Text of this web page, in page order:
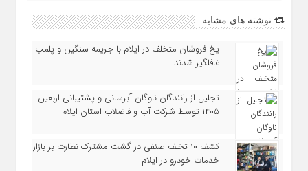
نوشته های مشابه
یخ‌ فروشان متخلف در ایلام با جریمه سنگین و پلمب
غافلگیر شدند
تجلیل از رانندگان ناوگان آبرسانی و پشتیبانی اربعین
۱۴۰۵ توسط شرکت آب و فاضلاب استان ایلام
کشف ۱۰ تخلف صنفی در گشت مشترک نظارت بر بازار
خدمات خودرو در ایلام